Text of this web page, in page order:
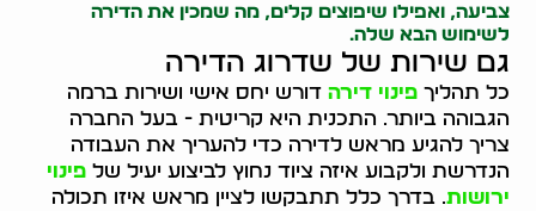
צביעה, ואפילו שיפוצים קלים, מה שמכין את הדירה
לשימוש הבא שלה.
גם שירות של שדרוג הדירה
כל תהליךפינוי דירה דורש יחס אישי ושירות ברמה
הגבוהה ביותר. התכנית היא קריטית - בעל החברה
צריך להגיע מראש לדירה כדי להעריך את העבודה
הנדרשת ולקבוע איזה ציוד נחוץ לביצוע יעיל שלפינוי
ירושות. בדרך כלל תתבקשו לציין מראש איזו תכולה